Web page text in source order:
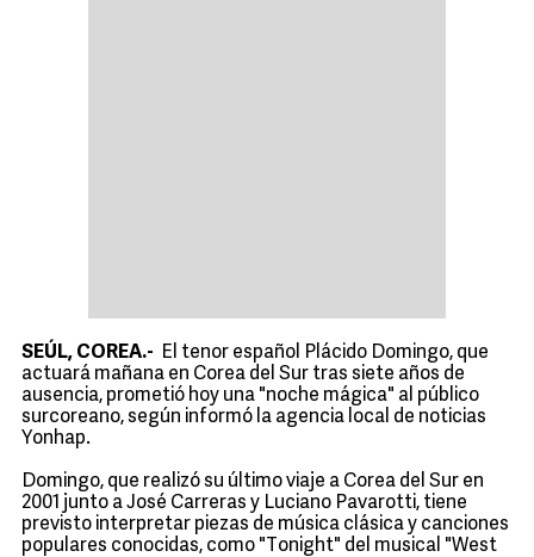
SEÚL, COREA.- El tenor español Plácido Domingo, que
actuará mañana en Corea del Sur tras siete años de
ausencia, prometió hoy una "noche mágica" al público
surcoreano, según informó la agencia local de noticias
Yonhap.
Domingo, que realizó su último viaje a Corea del Sur en
2001 junto a José Carreras y Luciano Pavarotti, tiene
previsto interpretar piezas de música clásica y canciones
populares conocidas, como "Tonight" del musical "West